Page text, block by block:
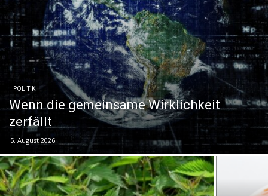
POLITIK
Wenn die gemeinsame Wirklichkeit
zerfällt
5. August 2026